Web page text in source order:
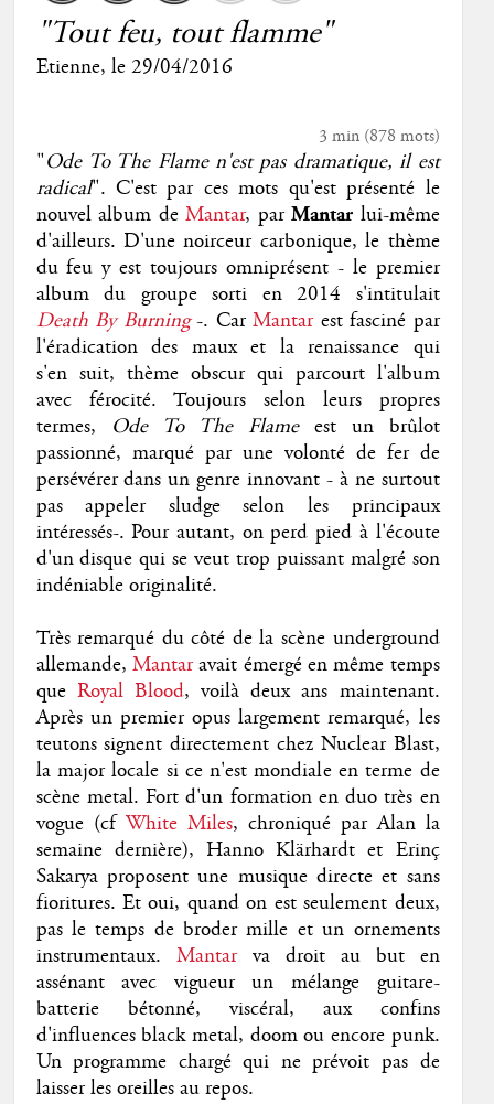
"Tout feu, tout flamme"
Etienne, le 29/04/2016
3 min(878 mots)
"Ode To The Flame n'est pas dramatique, il est
radical". C'est par ces mots qu'est présenté le
nouvel album de Mantar, par Mantar lui-même
d'ailleurs. D'une noirceur carbonique, le thème
du feu y est toujours omniprésent - le premier
album du groupe sorti en 2014 s'intitulait
Death By Burning-. Car Mantar est fasciné par
l'éradication des maux et la renaissance qui
s'en suit, thème obscur qui parcourt l'album
avec férocité. Toujours selon leurs propres
termes,
Ode To The Flameest un brûlot
passionné, marqué par une volonté de fer de
persévérer dans un genre innovant - à ne surtout
pas appeler sludge selon les principaux
intéressés-. Pour autant, on perd pied à l'écoute
d'un disque qui se veut trop puissant malgré son
indéniable originalité.
Très remarqué du côté de la scène underground
allemande, Mantar avait émergé en même temps
que Royal Blood, voilà deux ans maintenant.
Après un premier opus largement remarqué, les
teutons signent directement chez Nuclear Blast,
la major locale si ce n'est mondiale en terme de
scène metal. Fort d'un formation en duo très en
vogue (cf White Miles, chroniqué par Alan la
semaine dernière), Hanno Klärhardt et Erinç
Sakarya proposent une musique directe et sans
fioritures. Et oui, quand on est seulement deux,
pas le temps de broder mille et un ornements
instrumentaux. Mantarva droit au but en
assénant avec vigueur un mélange guitare-
batterie bétonné, viscéral, aux confins
d'influences black metal, doom ou encore punk.
Un programme chargé qui ne prévoit pas de
laisser les oreilles au repos.